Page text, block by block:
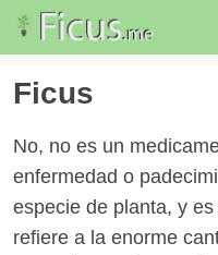
Ficus
No, no es un
enfermedad o
especie de planta, y
refiere a la enorme